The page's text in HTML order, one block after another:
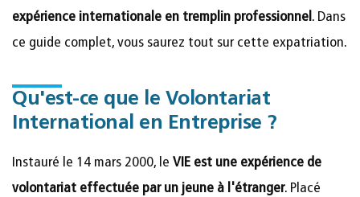
expérience internationale en tremplin professionnel. Dans
ce guide complet, vous saurez tout sur cette expatriation.
Qu'est-ce que le Volontariat
International en Entreprise ?
Instauré le 14 mars 2000, le VIE est une expérience de
volontariat effectuée par un jeune à l'étranger. Placé